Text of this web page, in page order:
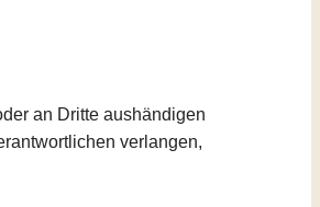
an Dritte aushändigen
verlangen,